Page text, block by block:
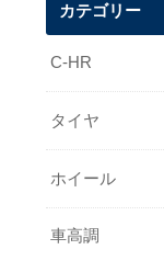
カテゴリー
C-HR
タイヤ
ホイール
車高調